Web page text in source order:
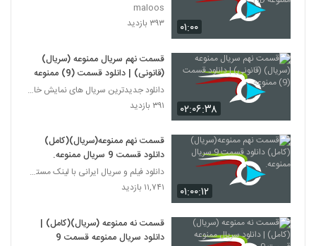
۰۱:۰۰
maloos
۳۹۳ بازدید
۰۲:۰۶:۳۸
قسمت نهم سریال ممنوعه (سریال)
(قانونی) | دانلود قسمت (9) ممنوعه
دانلود جدیدترین سریال های نمایش خانگی
۳۹۱ بازدید
۰۱:۰۰:۱۲
قسمت نهم ممنوعه(سریال)(کامل)
دانلود قسمت 9 سریال ممنوعه.
دانلود فیلم و سریال ایرانی با لینک مستقیم
۱۱,۷۴۱ بازدید
قسمت نه ممنوعه (سریال)(کامل) |
دانلود سریال ممنوعه قسمت 9